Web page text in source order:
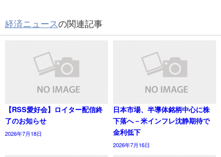
経済ニュースの関連記事
【RSS愛好会】ロイター配信終
了のお知らせ
2026年7月18日
日本市場、半導体銘柄中心に株
下落へ－米インフレ沈静期待で
金利低下
2026年7月16日